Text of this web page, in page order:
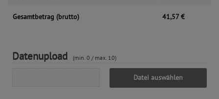
Gesamtbetrag (brutto) 41,57 €
Datenupload (min. 0 / max. 10)
Datei auswählen